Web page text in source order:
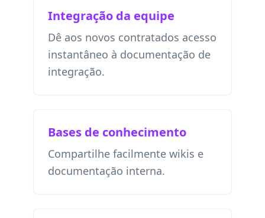
Integração da equipe
Dê aos novos contratados acesso
instantâneo à documentação de
integração.
Bases de conhecimento
Compartilhe facilmente wikis e
documentação interna.